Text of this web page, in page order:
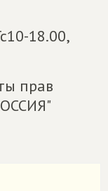
18.00,
прав